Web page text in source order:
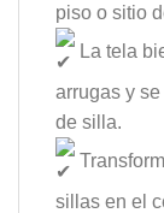
piso o sitio
La tela
arrugas y
de silla.
sillas en el